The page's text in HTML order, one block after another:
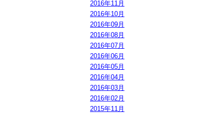
2016年11月
2016年10月
2016年09月
2016年08月
2016年07月
2016年06月
2016年05月
2016年04月
2016年03月
2016年02月
2015年11月